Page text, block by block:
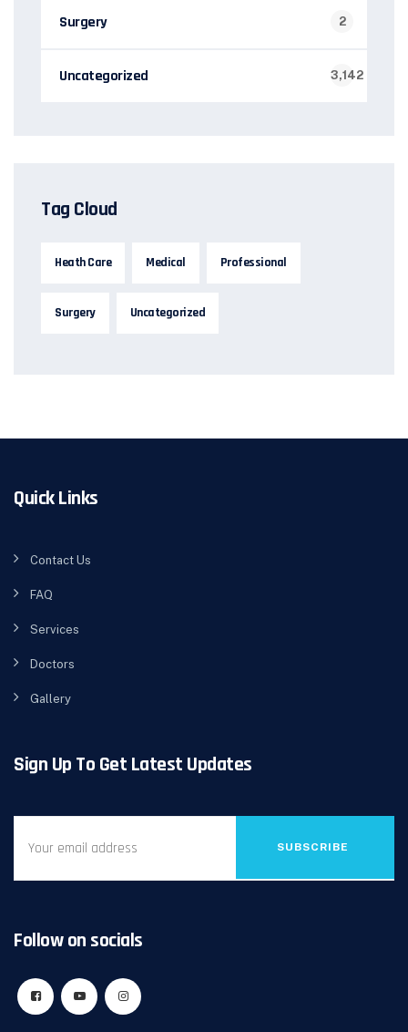
Surgery 2
Uncategorized 3,142
Tag Cloud
Heath Care Medical Professional
Surgery Uncategorized
Quick Links
Contact Us
FAQ
Services
Doctors
Gallery
Sign Up To Get Latest Updates
SUBSCRIBE
Follow on socials